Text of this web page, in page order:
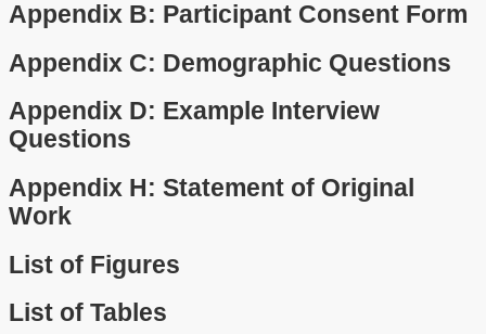
Appendix B: Participant Consent Form
Appendix C: Demographic Questions
Appendix D: Example Interview
Questions
Appendix H: Statement of Original
Work
List of Figures
List of Tables